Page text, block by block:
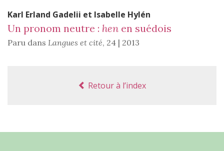
Karl Erland Gadelii et Isabelle Hylén
Un pronom neutre : hen en suédois
Paru dans Langues et cité, 24 | 2013
Retour à l’index